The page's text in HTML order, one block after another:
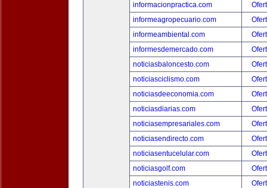
informacionpractica.com
informeagropecuario.com
informeambiental.com
informesdemercado.com
noticiasbaloncesto.com
noticiasciclismo.com
noticiasdeeconomia.com
noticiasdiarias.com
noticiasempresariales.com
noticiasendirecto.com
noticiasentucelular.com
noticiasgolf.com
noticiastenis.com